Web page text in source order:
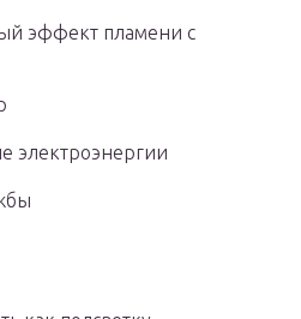
эффект пламени с
электроэнергии